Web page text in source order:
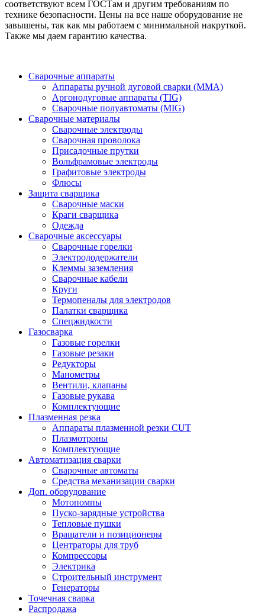
соответствуют всем ГОСТам и другим требованиям по
технике безопасности. Цены на все наше оборудование не
завышены, так как мы работаем с минимальной накруткой.
Также мы даем гарантию качества.
Сварочные аппараты
Аппараты ручной дуговой сварки (MMA)
Аргонодуговые аппараты (TIG)
Сварочные полуавтоматы (MIG)
Сварочные материалы
Сварочные электроды
Сварочная проволока
Присадочные прутки
Вольфрамовые электроды
Графитовые электроды
Флюсы
Защита сварщика
Сварочные маски
Краги сварщика
Одежда
Сварочные аксессуары
Сварочные горелки
Электрододержатели
Клеммы заземления
Сварочные кабели
Круги
Термопеналы для электродов
Палатки сварщика
Спецжидкости
Газосварка
Газовые горелки
Газовые резаки
Редукторы
Манометры
Вентили, клапаны
Газовые рукава
Комплектующие
Плазменная резка
Аппараты плазменной резки CUT
Плазмотроны
Комплектующие
Автоматизация сварки
Сварочные автоматы
Средства механизации сварки
Доп. оборудование
Мотопомпы
Пуско-зарядные устройства
Тепловые пушки
Вращатели и позиционеры
Центраторы для труб
Компрессоры
Электрика
Строительный инструмент
Генераторы
Точечная сварка
Распродажа